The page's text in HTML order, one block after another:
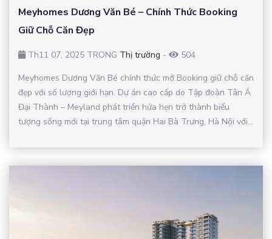
Meyhomes Dương Văn Bé – Chính Thức Booking
Giữ Chỗ Căn Đẹp
Th11 07, 2025 TRONG Thị trường -
504
Meyhomes Dương Văn Bé chính thức mở Booking giữ chỗ căn
đẹp với số lượng giới hạn. Dự án cao cấp do Tập đoàn Tân Á
Đại Thành – Meyland phát triển hứa hẹn trở thành biểu
tượng sống mới tại trung tâm quận Hai Bà Trưng, Hà Nội với...